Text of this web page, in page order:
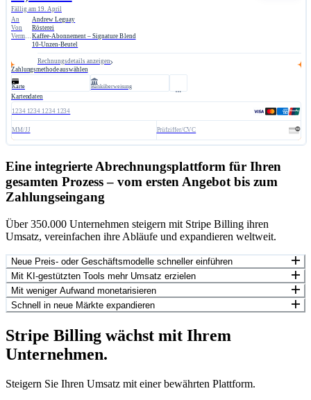
Fällig am 19. April
An
Andrew Leguay
Von
Rösterei
Vermerk Kaffee-Abonnement – Signature Blend
10-Unzen-Beutel
Rechnungsdetails anzeigen
Zahlungsmethode auswählen
Karte Banküberweisung
Kartendaten
1234 1234 1234 1234
MM/JJ Prüfziffer/CVC
Eine integrierte Abrechnungsplattform für Ihren
gesamten Prozess – vom ersten Angebot bis zum
Zahlungseingang
Über 350.000 Unternehmen steigern mit Stripe Billing ihren
Umsatz, vereinfachen ihre Abläufe und expandieren weltweit.
Neue Preis- oder Geschäftsmodelle schneller einführen
Mit KI-gestützten Tools mehr Umsatz erzielen
Mit weniger Aufwand monetarisieren
Schnell in neue Märkte expandieren
Stripe Billing wächst mit Ihrem
Unternehmen.
Steigern Sie Ihren Umsatz mit einer bewährten Plattform.